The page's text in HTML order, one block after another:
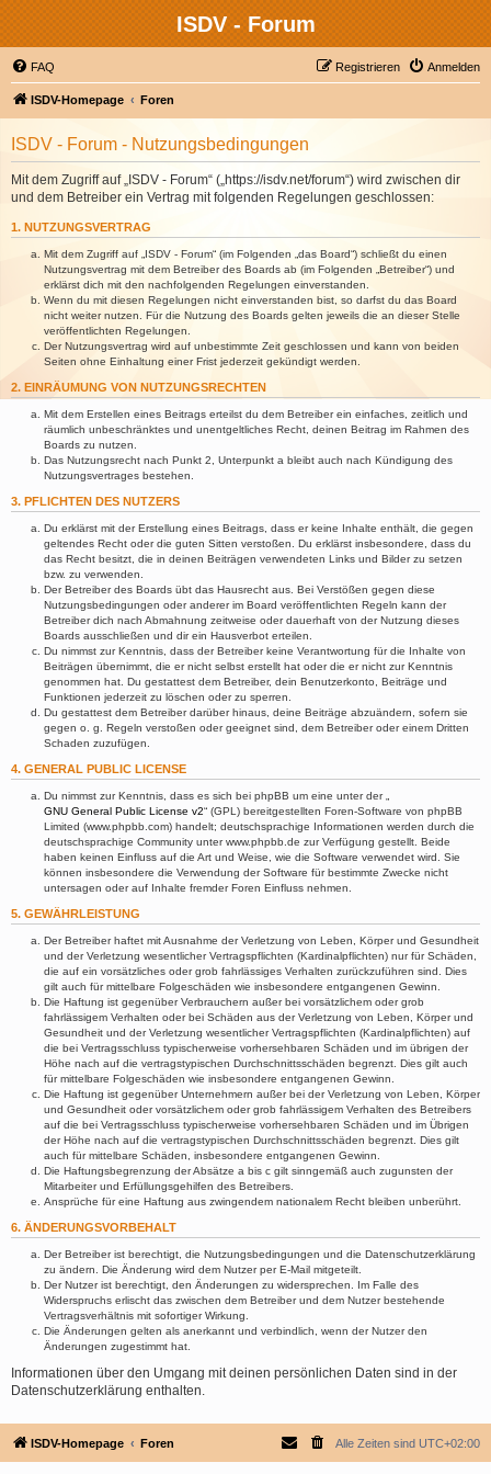
ISDV - Forum
FAQ Anmelden
Registrieren
ISDV-Homepage Foren
ISDV - Forum - Nutzungsbedingungen
Mit dem Zugriff auf „ISDV - Forum“ („https://isdv.net/forum“) wird zwischen dir
und dem Betreiber ein Vertrag mit folgenden Regelungen geschlossen:
1. NUTZUNGSVERTRAG
Mit dem Zugriff auf „ISDV - Forum“ (im Folgenden „das Board“) schließt du einen
Nutzungsvertrag mit dem Betreiber des Boards ab (im Folgenden „Betreiber“) und
erklärst dich mit den nachfolgenden Regelungen einverstanden.
Wenn du mit diesen Regelungen nicht einverstanden bist, so darfst du das Board
nicht weiter nutzen. Für die Nutzung des Boards gelten jeweils die an dieser Stelle
veröffentlichten Regelungen.
Der Nutzungsvertrag wird auf unbestimmte Zeit geschlossen und kann von beiden
Seiten ohne Einhaltung einer Frist jederzeit gekündigt werden.
2. EINRÄUMUNG VON NUTZUNGSRECHTEN
Mit dem Erstellen eines Beitrags erteilst du dem Betreiber ein einfaches, zeitlich und
räumlich unbeschränktes und unentgeltliches Recht, deinen Beitrag im Rahmen des
Boards zu nutzen.
Das Nutzungsrecht nach Punkt 2, Unterpunkt a bleibt auch nach Kündigung des
Nutzungsvertrages bestehen.
3. PFLICHTEN DES NUTZERS
Du erklärst mit der Erstellung eines Beitrags, dass er keine Inhalte enthält, die gegen
geltendes Recht oder die guten Sitten verstoßen. Du erklärst insbesondere, dass du
das Recht besitzt, die in deinen Beiträgen verwendeten Links und Bilder zu setzen
bzw. zu verwenden.
Der Betreiber des Boards übt das Hausrecht aus. Bei Verstößen gegen diese
Nutzungsbedingungen oder anderer im Board veröffentlichten Regeln kann der
Betreiber dich nach Abmahnung zeitweise oder dauerhaft von der Nutzung dieses
Boards ausschließen und dir ein Hausverbot erteilen.
Du nimmst zur Kenntnis, dass der Betreiber keine Verantwortung für die Inhalte von
Beiträgen übernimmt, die er nicht selbst erstellt hat oder die er nicht zur Kenntnis
genommen hat. Du gestattest dem Betreiber, dein Benutzerkonto, Beiträge und
Funktionen jederzeit zu löschen oder zu sperren.
Du gestattest dem Betreiber darüber hinaus, deine Beiträge abzuändern, sofern sie
gegen o. g. Regeln verstoßen oder geeignet sind, dem Betreiber oder einem Dritten
Schaden zuzufügen.
4. GENERAL PUBLIC LICENSE
Du nimmst zur Kenntnis, dass es sich bei phpBB um eine unter der „
GNU General Public License v2“ (GPL) bereitgestellten Foren-Software von phpBB
Limited (www.phpbb.com) handelt; deutschsprachige Informationen werden durch die
deutschsprachige Community unter www.phpbb.de zur Verfügung gestellt. Beide
haben keinen Einfluss auf die Art und Weise, wie die Software verwendet wird. Sie
können insbesondere die Verwendung der Software für bestimmte Zwecke nicht
untersagen oder auf Inhalte fremder Foren Einfluss nehmen.
5. GEWÄHRLEISTUNG
Der Betreiber haftet mit Ausnahme der Verletzung von Leben, Körper und Gesundheit
und der Verletzung wesentlicher Vertragspflichten (Kardinalpflichten) nur für Schäden,
die auf ein vorsätzliches oder grob fahrlässiges Verhalten zurückzuführen sind. Dies
gilt auch für mittelbare Folgeschäden wie insbesondere entgangenen Gewinn.
Die Haftung ist gegenüber Verbrauchern außer bei vorsätzlichem oder grob
fahrlässigem Verhalten oder bei Schäden aus der Verletzung von Leben, Körper und
Gesundheit und der Verletzung wesentlicher Vertragspflichten (Kardinalpflichten) auf
die bei Vertragsschluss typischerweise vorhersehbaren Schäden und im übrigen der
Höhe nach auf die vertragstypischen Durchschnittsschäden begrenzt. Dies gilt auch
für mittelbare Folgeschäden wie insbesondere entgangenen Gewinn.
Die Haftung ist gegenüber Unternehmern außer bei der Verletzung von Leben, Körper
und Gesundheit oder vorsätzlichem oder grob fahrlässigem Verhalten des Betreibers
auf die bei Vertragsschluss typischerweise vorhersehbaren Schäden und im Übrigen
der Höhe nach auf die vertragstypischen Durchschnittsschäden begrenzt. Dies gilt
auch für mittelbare Schäden, insbesondere entgangenen Gewinn.
Die Haftungsbegrenzung der Absätze a bis c gilt sinngemäß auch zugunsten der
Mitarbeiter und Erfüllungsgehilfen des Betreibers.
Ansprüche für eine Haftung aus zwingendem nationalem Recht bleiben unberührt.
6. ÄNDERUNGSVORBEHALT
Der Betreiber ist berechtigt, die Nutzungsbedingungen und die Datenschutzerklärung
zu ändern. Die Änderung wird dem Nutzer per E-Mail mitgeteilt.
Der Nutzer ist berechtigt, den Änderungen zu widersprechen. Im Falle des
Widerspruchs erlischt das zwischen dem Betreiber und dem Nutzer bestehende
Vertragsverhältnis mit sofortiger Wirkung.
Die Änderungen gelten als anerkannt und verbindlich, wenn der Nutzer den
Änderungen zugestimmt hat.
Informationen über den Umgang mit deinen persönlichen Daten sind in der
Datenschutzerklärung enthalten.
ISDV-Homepage Foren Alle Zeiten sind UTC+02:00